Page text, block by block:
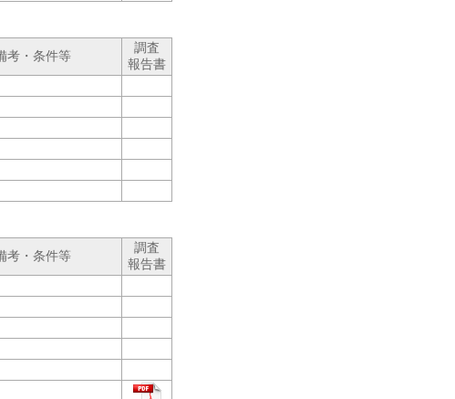
考・条件等
調査
報告書
考・条件等
調査
報告書